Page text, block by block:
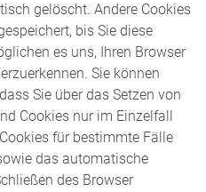
gelöscht. Andere Cookies
bis Sie diese
es uns, Ihren Browser
Sie können
Sie über das Setzen von
Cookies nur im Einzelfall
für bestimmte Fälle
das automatische
des Browser